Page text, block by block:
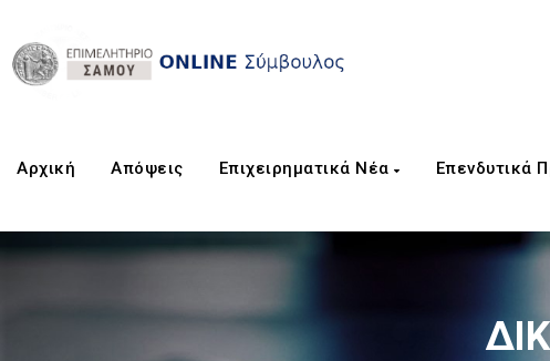
Αρχική Aπόψεις Επιχειρηματικά Νέα Επενδυτικά